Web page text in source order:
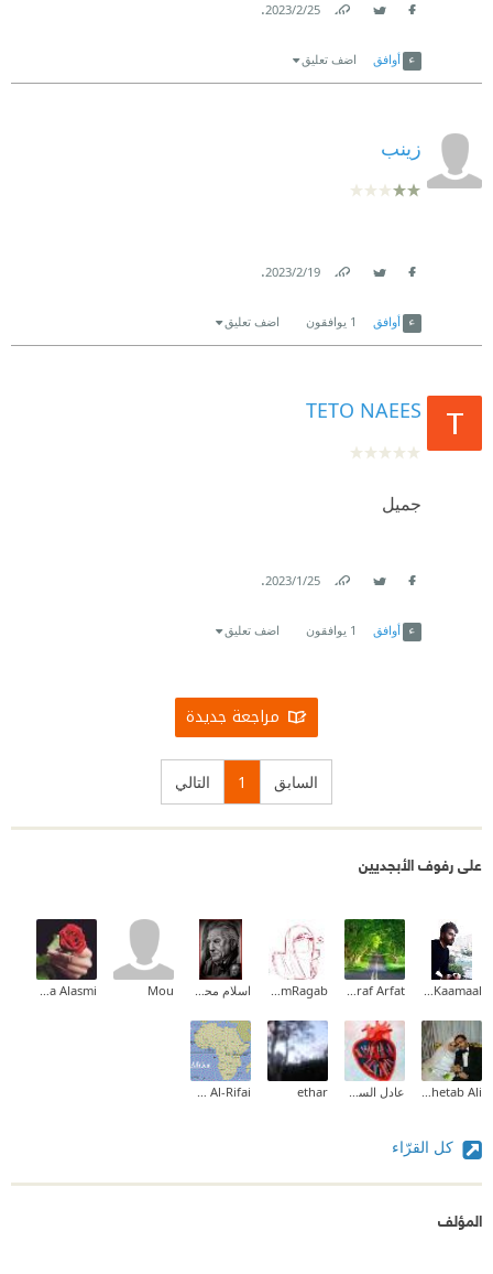
25‏/2‏/2023
.
أوافق اضف تعليق
زينب
19‏/2‏/2023
.
أوافق 1 يوافقون اضف تعليق
TETO NAEES
جميل
25‏/1‏/2023
.
أوافق 1 يوافقون اضف تعليق
مراجعة جديدة
السابق 1 التالي
على رفوف الأبجديين
Mouhammed Kaamaal
Ashraf Arfat
TasneemRagab اسلام محمد المهدي Mou
Osama Alasmi
Mahetab Ali عادل السومري ethar
Mohamed Al-Rifai
كل القرّاء
المؤلف